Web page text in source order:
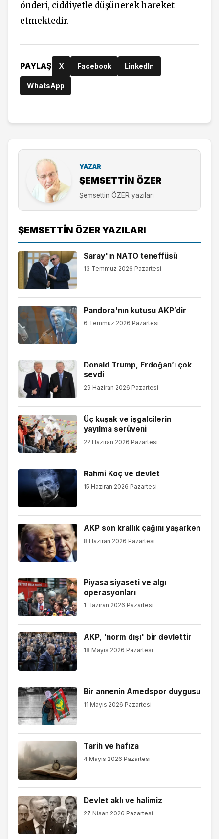
önderi, ciddiyetle düşünerek hareket
etmektedir.
PAYLAŞ X Facebook LinkedIn
WhatsApp
YAZAR
ŞEMSETTIN ÖZER
Şemsettin ÖZER yazıları
ŞEMSETTIN ÖZER YAZILARI
Saray'ın NATO teneffüsü
13 Temmuz 2026 Pazartesi
Pandora'nın kutusu AKP’dir
6 Temmuz 2026 Pazartesi
Donald Trump, Erdoğan’ı çok
sevdi
29 Haziran 2026 Pazartesi
Üç kuşak ve işgalcilerin
yayılma serüveni
22 Haziran 2026 Pazartesi
Rahmi Koç ve devlet
15 Haziran 2026 Pazartesi
AKP son krallık çağını yaşarken
8 Haziran 2026 Pazartesi
Piyasa siyaseti ve algı
operasyonları
1 Haziran 2026 Pazartesi
AKP, 'norm dışı' bir devlettir
18 Mayıs 2026 Pazartesi
Bir annenin Amedspor duygusu
11 Mayıs 2026 Pazartesi
Tarih ve hafıza
4 Mayıs 2026 Pazartesi
Devlet aklı ve halimiz
27 Nisan 2026 Pazartesi